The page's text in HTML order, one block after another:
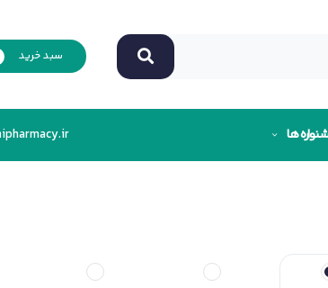
سبد خرید
ها